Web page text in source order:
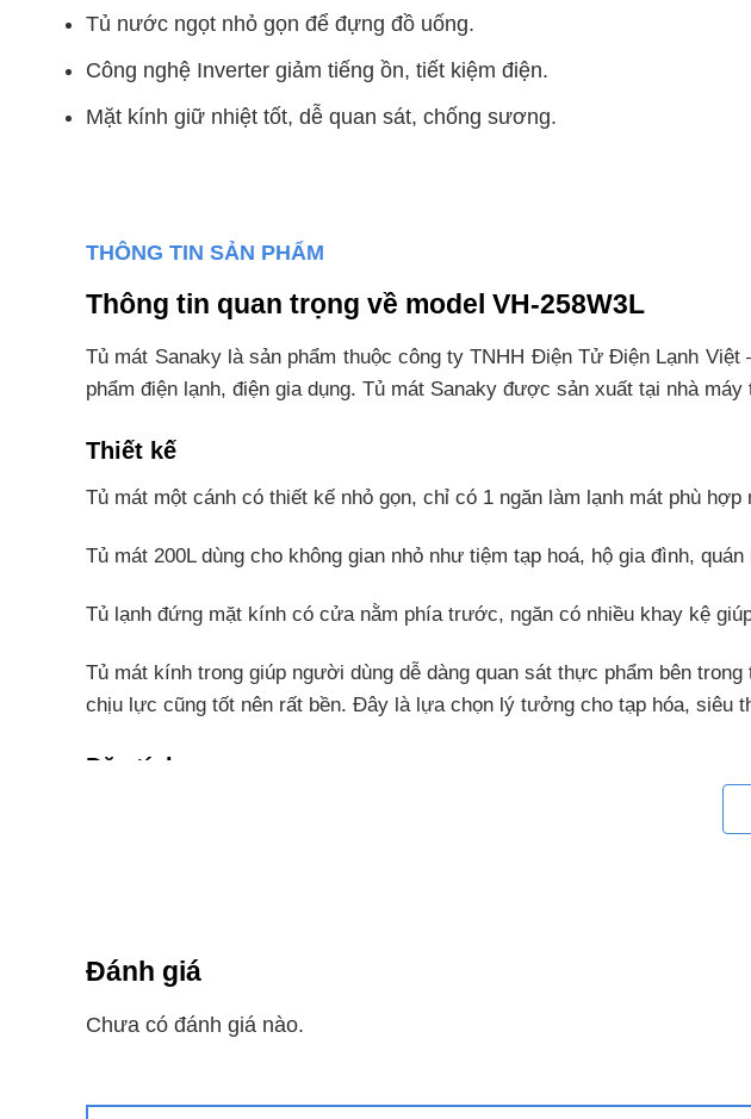
Tủ nước ngọt nhỏ gọn để đựng đồ uống.
Công nghệ Inverter giảm tiếng ồn, tiết kiệm điện.
Mặt kính giữ nhiệt tốt, dễ quan sát, chống sương.
THÔNG TIN SẢN PHẨM
Thông tin quan trọng về model VH-258W3L
Tủ mát Sanaky là sản phẩm thuộc công ty TNHH Điện Tử Điện Lạnh
phẩm điện lạnh, điện gia dụng. Tủ mát Sanaky được sản xuất tại nhà
Thiết kế
Tủ mát một cánh có thiết kế nhỏ gọn, chỉ có 1 ngăn làm lạnh mát phù
Tủ mát 200L dùng cho không gian nhỏ như tiệm tạp hoá, hộ gia đình,
Tủ lạnh đứng mặt kính có cửa nằm phía trước, ngăn có nhiều khay kệ
Tủ mát kính trong giúp người dùng dễ dàng quan sát thực phẩm bên
chịu lực cũng tốt nên rất bền. Đây là lựa chọn lý tưởng cho tạp hóa, siêu
Đặc tính
Tủ mát trang bị công nghệ Inverter có động cơ biến tần tự động điều
Tiện ích và công nghệ khác của tủ VH 258W3L
Tiện ích
Đánh giá
Chưa có đánh giá nào.